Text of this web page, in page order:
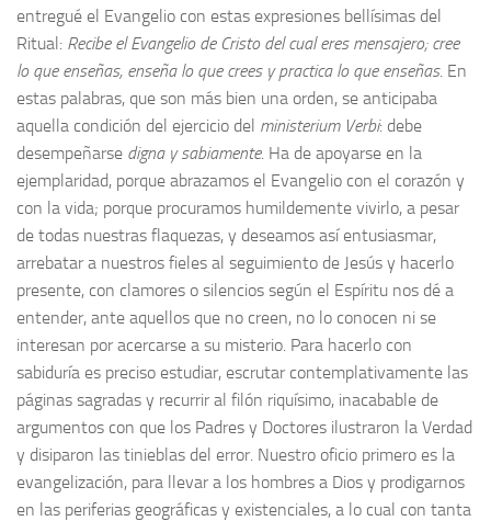
entregué el Evangelio con estas expresiones bellísimas del
Ritual: Recibe el Evangelio de Cristo del cual eres mensajero; cree
lo que enseñas, enseña lo que crees y practica lo que enseñas. En
estas palabras, que son más bien una orden, se anticipaba
aquella condición del ejercicio del ministerium Verbi: debe
desempeñarse digna y sabiamente. Ha de apoyarse en la
ejemplaridad, porque abrazamos el Evangelio con el corazón y
con la vida; porque procuramos humildemente vivirlo, a pesar
de todas nuestras flaquezas, y deseamos así entusiasmar,
arrebatar a nuestros fieles al seguimiento de Jesús y hacerlo
presente, con clamores o silencios según el Espíritu nos dé a
entender, ante aquellos que no creen, no lo conocen ni se
interesan por acercarse a su misterio. Para hacerlo con
sabiduría es preciso estudiar, escrutar contemplativamente las
páginas sagradas y recurrir al filón riquísimo, inacabable de
argumentos con que los Padres y Doctores ilustraron la Verdad
y disiparon las tinieblas del error. Nuestro oficio primero es la
evangelización, para llevar a los hombres a Dios y prodigarnos
en las periferias geográficas y existenciales, a lo cual con tanta